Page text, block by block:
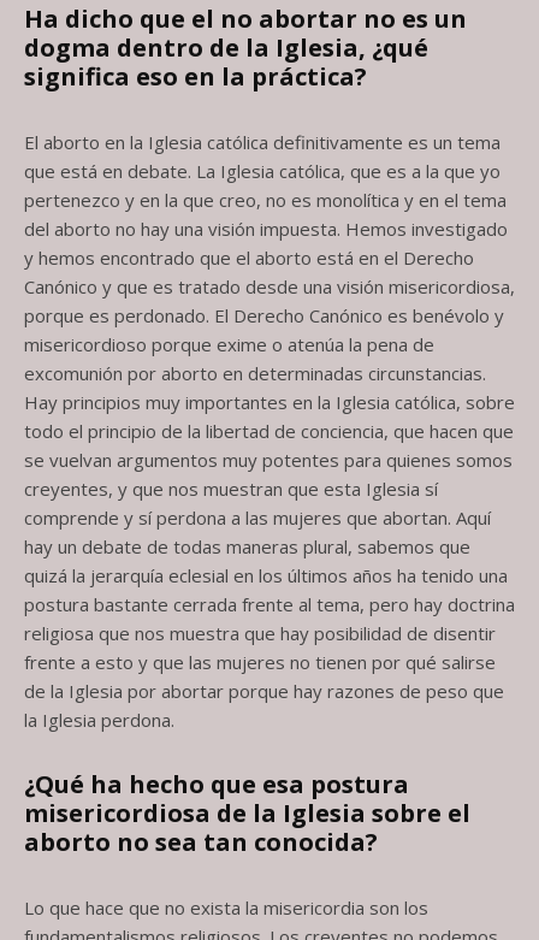
Ha dicho que el no abortar no es un
dogma dentro de la Iglesia, ¿qué
significa eso en la práctica?
El aborto en la Iglesia católica definitivamente es un tema
que está en debate. La Iglesia católica, que es a la que yo
pertenezco y en la que creo, no es monolítica y en el tema
del aborto no hay una visión impuesta. Hemos investigado
y hemos encontrado que el aborto está en el Derecho
Canónico y que es tratado desde una visión misericordiosa,
porque es perdonado. El Derecho Canónico es benévolo y
misericordioso porque exime o atenúa la pena de
excomunión por aborto en determinadas circunstancias.
Hay principios muy importantes en la Iglesia católica, sobre
todo el principio de la libertad de conciencia, que hacen que
se vuelvan argumentos muy potentes para quienes somos
creyentes, y que nos muestran que esta Iglesia sí
comprende y sí perdona a las mujeres que abortan. Aquí
hay un debate de todas maneras plural, sabemos que
quizá la jerarquía eclesial en los últimos años ha tenido una
postura bastante cerrada frente al tema, pero hay doctrina
religiosa que nos muestra que hay posibilidad de disentir
frente a esto y que las mujeres no tienen por qué salirse
de la Iglesia por abortar porque hay razones de peso que
la Iglesia perdona.
¿Qué ha hecho que esa postura
misericordiosa de la Iglesia sobre el
aborto no sea tan conocida?
Lo que hace que no exista la misericordia son los